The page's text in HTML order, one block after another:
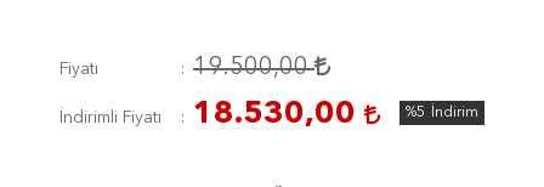
Fiyatı 19.500,00
İndirimli Fiyatı 18.530,00 %5 İndirim